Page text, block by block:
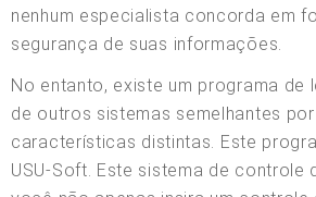
nenhum especialista concorda em
segurança de suas informações.
No entanto, existe um programa de
de outros sistemas semelhantes
características distintas. Este
USU-Soft. Este sistema de controle